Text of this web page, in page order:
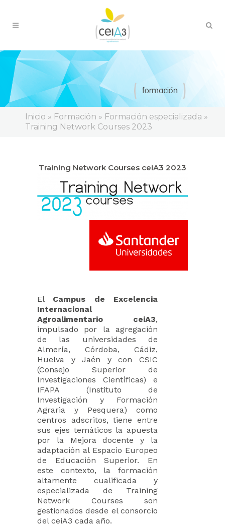
Inicio » Formación » Formación especializada »
Training Network Courses 2023
Training Network Courses ceiA3 2023
El Campus de Excelencia
Internacional
Agroalimentario ceiA3,
impulsado por la agregación
de las universidades de
Almería, Córdoba, Cádiz,
Huelva y Jaén y con CSIC
(Consejo Superior de
Investigaciones Científicas) e
IFAPA (Instituto de
Investigación y Formación
Agraria y Pesquera) como
centros adscritos, tiene entre
sus ejes temáticos la apuesta
por la Mejora docente y la
adaptación al Espacio Europeo
de Educación Superior. En
este contexto, la formación
altamente cualificada y
especializada de Training
Network Courses son
gestionados desde el consorcio
del ceiA3 cada año.